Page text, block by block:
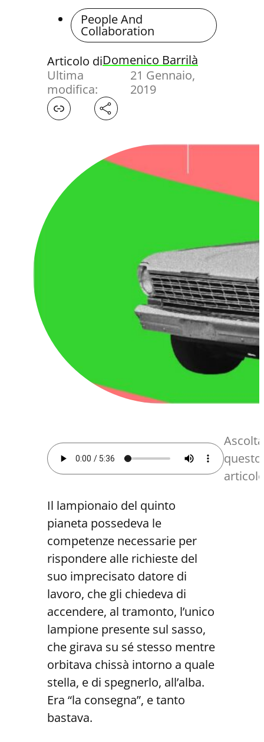
People And
Collaboration
Articolo diDomenico Barrilà
Ultima
modifica:
21 Gennaio,
2019
Ascolta
questo
Il lampionaio del quinto
pianeta possedeva le
competenze necessarie per
rispondere alle richieste del
suo imprecisato datore di
lavoro, che gli chiedeva di
accendere, al tramonto, l’unico
lampione presente sul sasso,
che girava su sé stesso mentre
orbitava chissà intorno a quale
stella, e di spegnerlo, all’alba.
Era “la consegna”, e tanto
bastava.